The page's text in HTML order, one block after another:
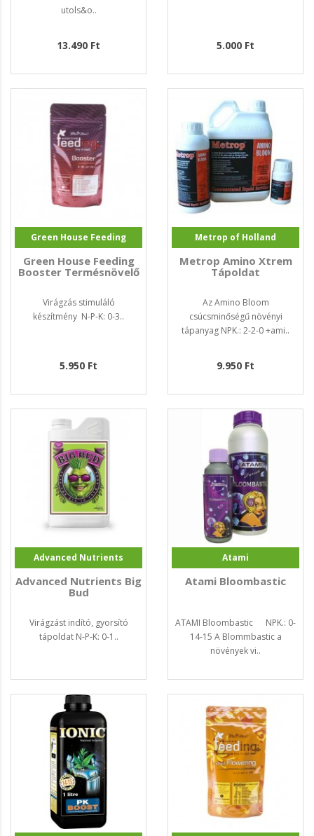
utols&o..
13.490 Ft 5.000 Ft
Green House Feeding
Green House Feeding
Booster Termésnövelő
Virágzás stimuláló
készítmény N-P-K: 0-3..
5.950 Ft
Metrop of Holland
Metrop Amino Xtrem
Tápoldat
Az Amino Bloom
csúcsminőségű növényi
tápanyag NPK.: 2-2-0 +ami..
9.950 Ft
Advanced Nutrients
Advanced Nutrients Big
Bud
Virágzást indító, gyorsító
tápoldat N-P-K: 0-1..
Atami
Atami Bloombastic
ATAMI Bloombastic NPK.: 0-
14-15 A Blommbastic a
növények vi..